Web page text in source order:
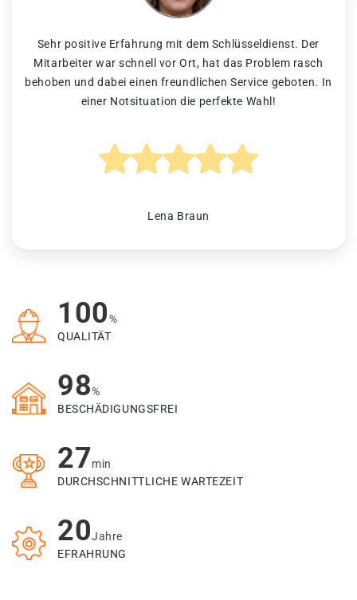
Sehr positive Erfahrung mit dem Schlüsseldienst. Der
Mitarbeiter war schnell vor Ort, hat das Problem rasch
behoben und dabei einen freundlichen Service geboten. In
einer Notsituation die perfekte Wahl!
Lena Braun
100%
QUALITÄT
98%
BESCHÄDIGUNGSFREI
27min
DURCHSCHNITTLICHE WARTEZEIT
20Jahre
EFRAHRUNG